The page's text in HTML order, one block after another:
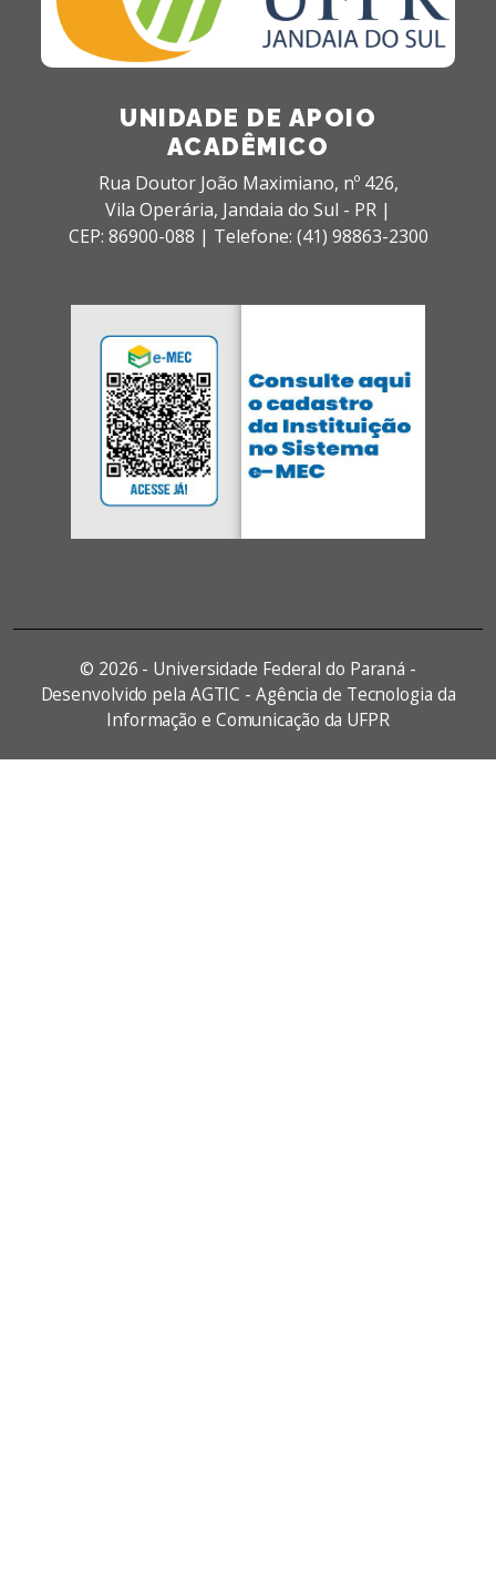
UNIDADE DE APOIO
ACADÊMICO
Rua Doutor João Maximiano, nº 426,
Vila Operária, Jandaia do Sul - PR |
CEP: 86900-088 | Telefone: (41) 98863-2300
© 2026 - Universidade Federal do Paraná -
Desenvolvido pela AGTIC - Agência de Tecnologia da
Informação e Comunicação da UFPR